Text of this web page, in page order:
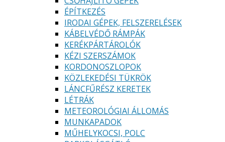
ÉPÍTKEZÉS
IRODAI GÉPEK, FELSZERELÉSEK
KÁBELVÉDŐ RÁMPÁK
KERÉKPÁRTÁROLÓK
KÉZI SZERSZÁMOK
KORDONOSZLOPOK
KÖZLEKEDÉSI TÜKRÖK
LÁNCFŰRÉSZ KERETEK
LÉTRÁK
METEOROLÓGIAI ÁLLOMÁS
MUNKAPADOK
MŰHELYKOCSI, POLC